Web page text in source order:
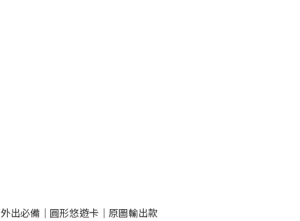
外出必備｜圓形悠遊卡｜原圖輸出款